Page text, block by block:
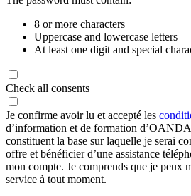
8 or more characters
Uppercase and lowercase letters
At least one digit and special
Check all consents
Je confirme avoir lu et accepté les
d’information et de formation
constituent la base sur laquelle je serai
offre et bénéficier d’une assistance
mon compte. Je comprends que je peux
service à tout moment.